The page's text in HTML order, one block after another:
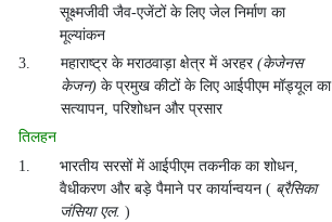
सूक्ष्मजीवी जैव-एजेंटों के लिए जेल निर्माण का
मूल्यांकन
3. महाराष्ट्र के मराठवाड़ा क्षेत्र में अरहर (केजेनस
केजन) के प्रमुख कीटों के लिए आईपीएम मॉड्यूल का
सत्यापन, परिशोधन और प्रसार
तिलहन
1.
भारतीय सरसों में आईपीएम तकनीक का शोधन,
वैधीकरण और बड़े पैमाने पर कार्यान्वयन ( ब्रैसिका
जंसिया एल. )